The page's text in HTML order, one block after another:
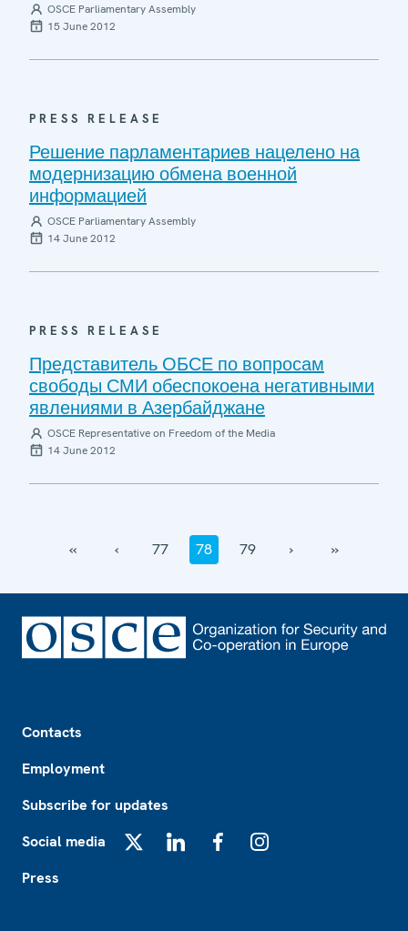
OSCE Parliamentary Assembly
15 June 2012
PRESS RELEASE
Решение парламентариев нацелено на
модернизацию обмена военной
информацией
OSCE Parliamentary Assembly
14 June 2012
PRESS RELEASE
Представитель ОБСЕ по вопросам
свободы СМИ обеспокоена негативными
явлениями в Азербайджане
OSCE Representative on Freedom of the Media
14 June 2012
‹‹ ‹ 77 78 79 › ››
Contacts
Employment
Subscribe for updates
Social media
Press